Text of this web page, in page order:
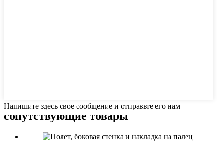
Напишите здесь свое сообщение и отправьте его нам
сопутствующие товары